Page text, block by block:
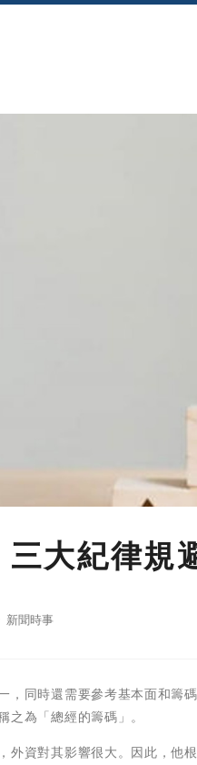
大紀律規
新聞時事
，同時還需要參考基本面和籌
為「總經的籌碼」。
外資對其影響很大。因此，他